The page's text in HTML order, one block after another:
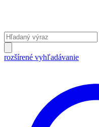
rozšírené vyhľadávanie